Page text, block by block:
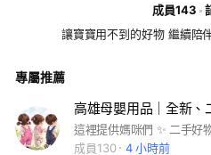
成員143
讓寶寶用不到的好物 繼續陪
專屬推薦
高雄母嬰用品｜全新
成員130
4 小時前